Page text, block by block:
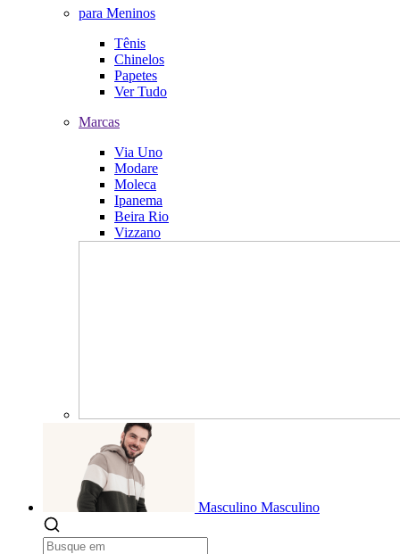
para Meninos
Tênis
Chinelos
Papetes
Ver Tudo
Marcas
Via Uno
Modare
Moleca
Ipanema
Beira Rio
Vizzano
Masculino Masculino